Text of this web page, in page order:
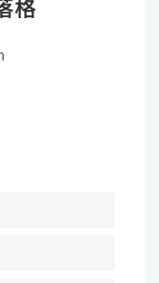
格